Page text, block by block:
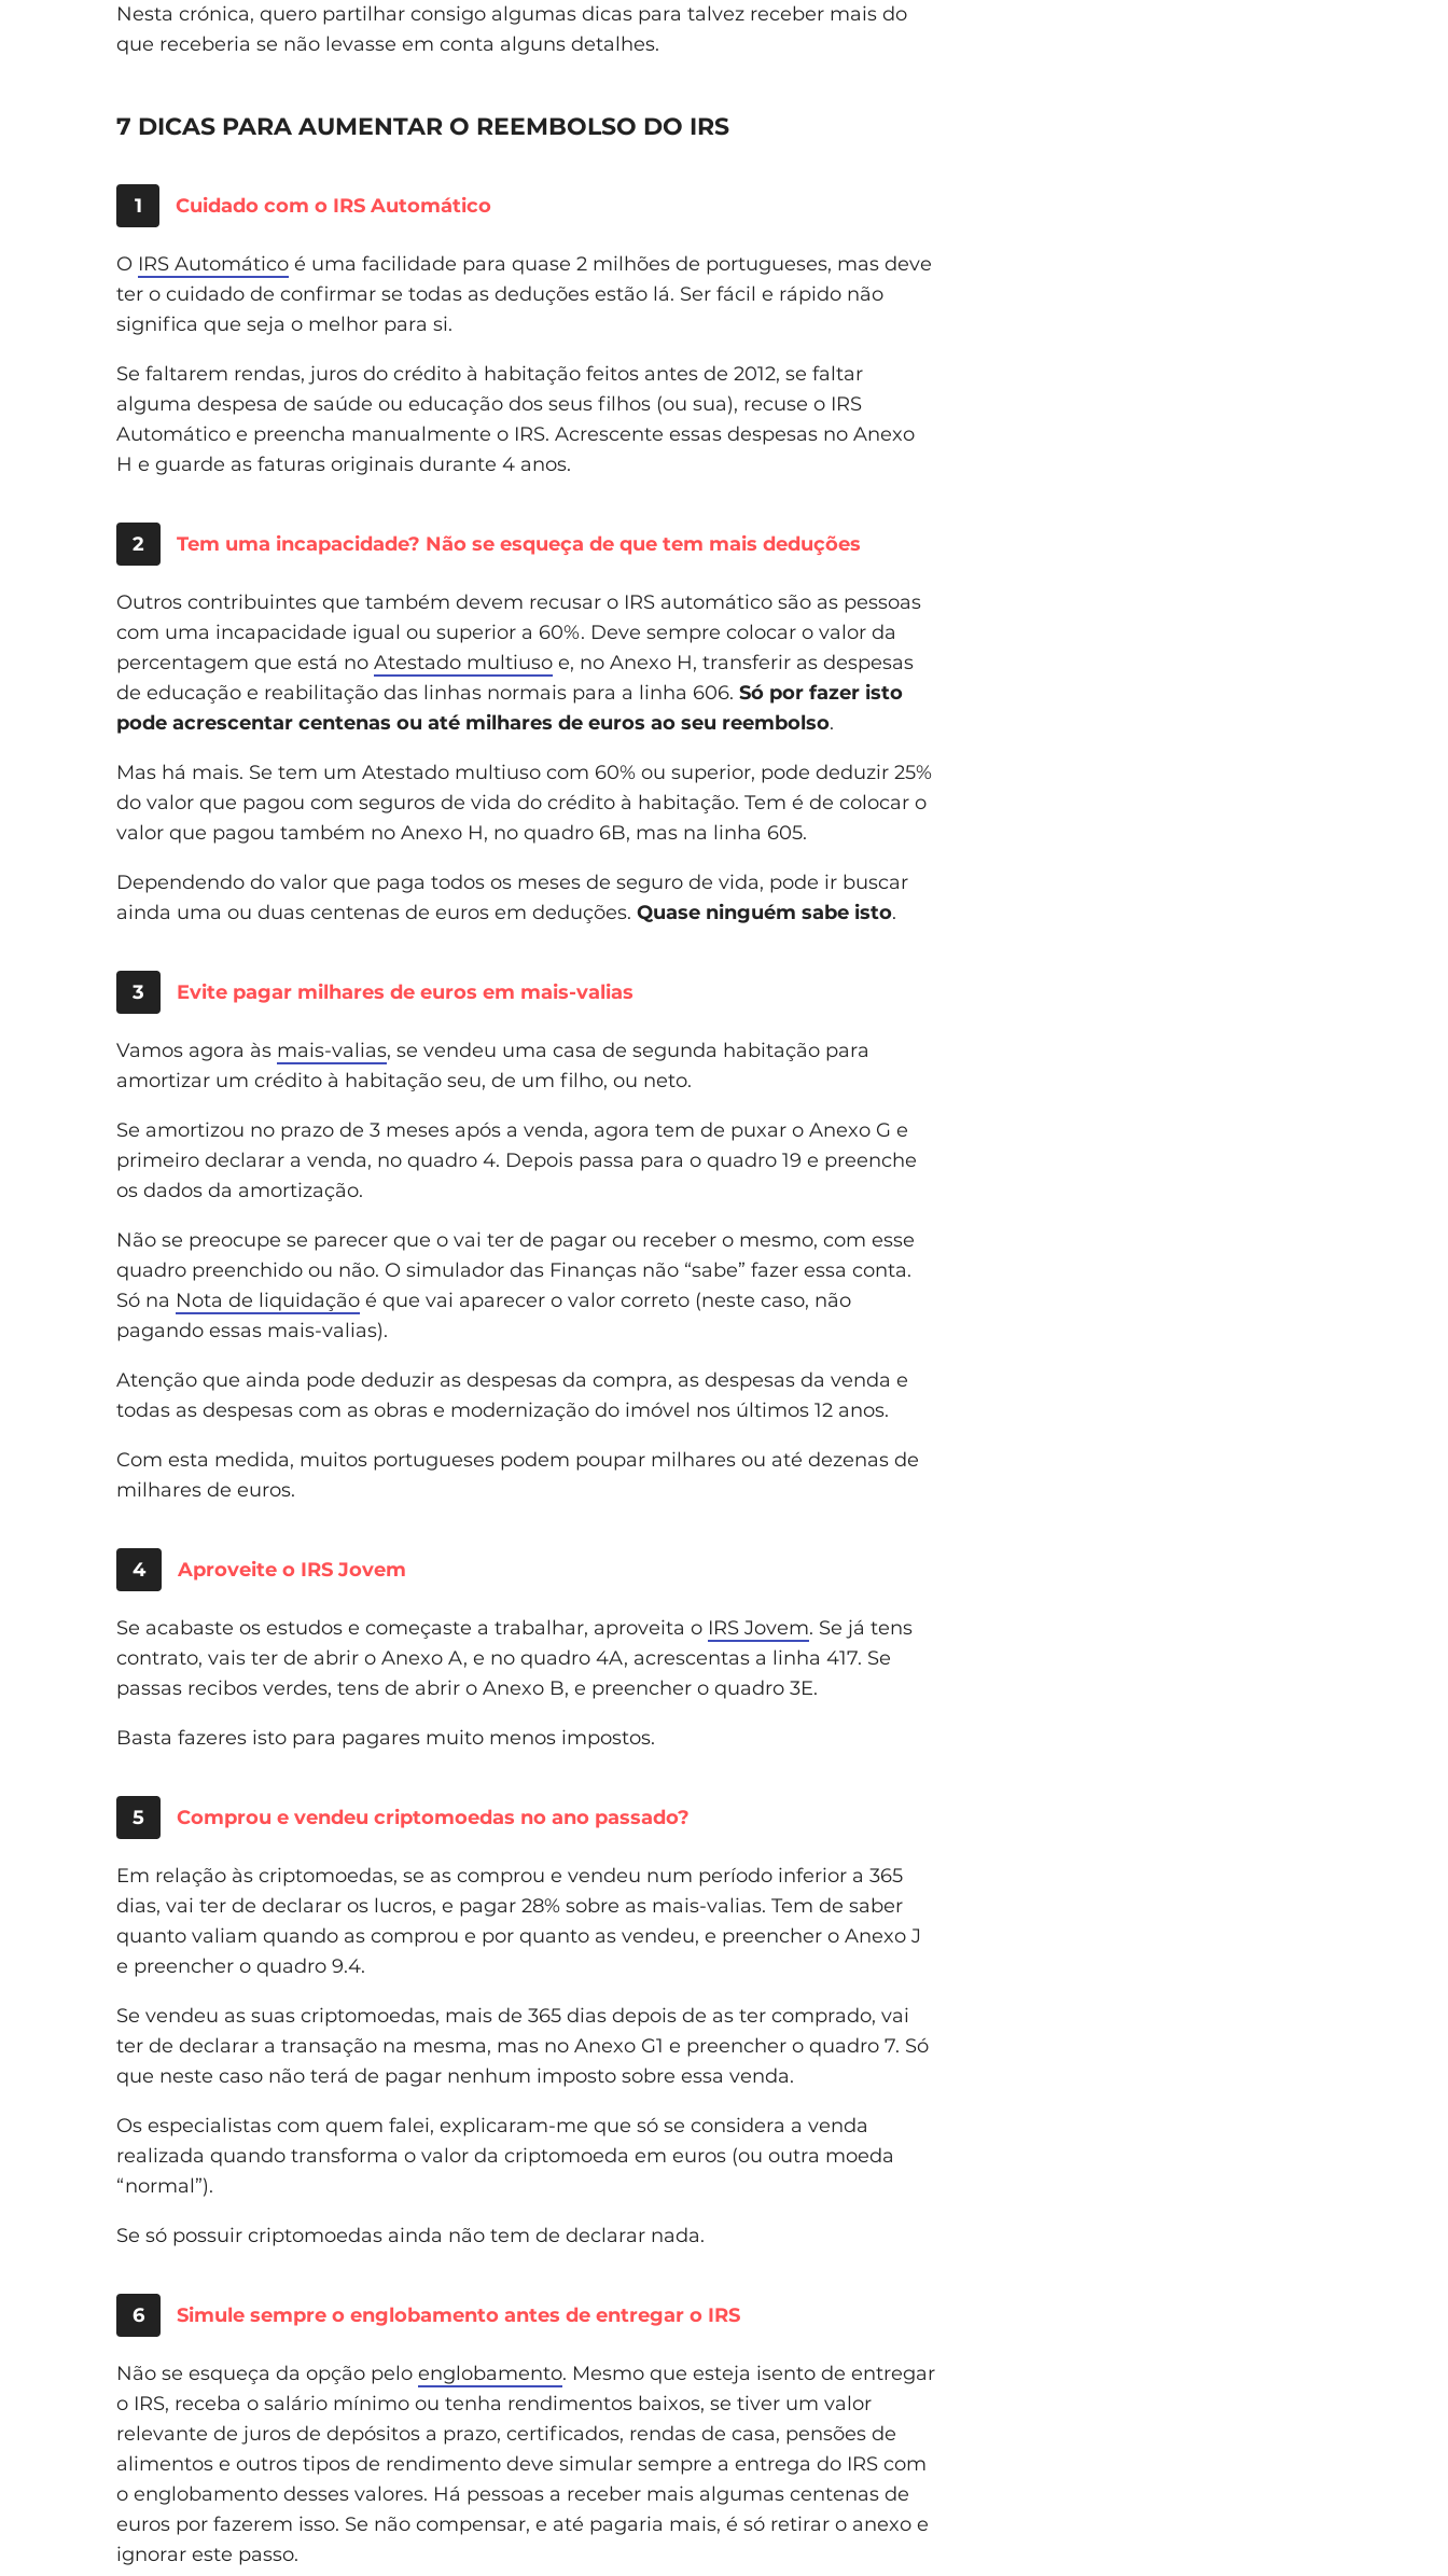
Nesta crónica, quero partilhar consigo algumas dicas para talvez receber mais do
que receberia se não levasse em conta alguns detalhes.
7 DICAS PARA AUMENTAR O REEMBOLSO DO IRS
1 Cuidado com o IRS Automático
O IRS Automático é uma facilidade para quase 2 milhões de portugueses, mas deve
ter o cuidado de confirmar se todas as deduções estão lá. Ser fácil e rápido não
significa que seja o melhor para si.
Se faltarem rendas, juros do crédito à habitação feitos antes de 2012, se faltar
alguma despesa de saúde ou educação dos seus filhos (ou sua), recuse o IRS
Automático e preencha manualmente o IRS. Acrescente essas despesas no Anexo
H e guarde as faturas originais durante 4 anos.
2 Tem uma incapacidade? Não se esqueça de que tem mais deduções
Outros contribuintes que também devem recusar o IRS automático são as pessoas
com uma incapacidade igual ou superior a 60%. Deve sempre colocar o valor da
percentagem que está no Atestado multiuso e, no Anexo H, transferir as despesas
de educação e reabilitação das linhas normais para a linha 606. Só por fazer isto
pode acrescentar centenas ou até milhares de euros ao seu reembolso.
Mas há mais. Se tem um Atestado multiuso com 60% ou superior, pode deduzir 25%
do valor que pagou com seguros de vida do crédito à habitação. Tem é de colocar o
valor que pagou também no Anexo H, no quadro 6B, mas na linha 605.
Dependendo do valor que paga todos os meses de seguro de vida, pode ir buscar
ainda uma ou duas centenas de euros em deduções. Quase ninguém sabe isto.
3 Evite pagar milhares de euros em mais-valias
Vamos agora às mais-valias, se vendeu uma casa de segunda habitação para
amortizar um crédito à habitação seu, de um filho, ou neto.
Se amortizou no prazo de 3 meses após a venda, agora tem de puxar o Anexo G e
primeiro declarar a venda, no quadro 4. Depois passa para o quadro 19 e preenche
os dados da amortização.
Não se preocupe se parecer que o vai ter de pagar ou receber o mesmo, com esse
quadro preenchido ou não. O simulador das Finanças não “sabe” fazer essa conta.
Só na Nota de liquidação é que vai aparecer o valor correto (neste caso, não
pagando essas mais-valias).
Atenção que ainda pode deduzir as despesas da compra, as despesas da venda e
todas as despesas com as obras e modernização do imóvel nos últimos 12 anos.
Com esta medida, muitos portugueses podem poupar milhares ou até dezenas de
milhares de euros.
4 Aproveite o IRS Jovem
Se acabaste os estudos e começaste a trabalhar, aproveita o IRS Jovem. Se já tens
contrato, vais ter de abrir o Anexo A, e no quadro 4A, acrescentas a linha 417. Se
passas recibos verdes, tens de abrir o Anexo B, e preencher o quadro 3E.
Basta fazeres isto para pagares muito menos impostos.
5 Comprou e vendeu criptomoedas no ano passado?
Em relação às criptomoedas, se as comprou e vendeu num período inferior a 365
dias, vai ter de declarar os lucros, e pagar 28% sobre as mais-valias. Tem de saber
quanto valiam quando as comprou e por quanto as vendeu, e preencher o Anexo J
e preencher o quadro 9.4.
Se vendeu as suas criptomoedas, mais de 365 dias depois de as ter comprado, vai
ter de declarar a transação na mesma, mas no Anexo G1 e preencher o quadro 7. Só
que neste caso não terá de pagar nenhum imposto sobre essa venda.
Os especialistas com quem falei, explicaram-me que só se considera a venda
realizada quando transforma o valor da criptomoeda em euros (ou outra moeda
“normal”).
Se só possuir criptomoedas ainda não tem de declarar nada.
6 Simule sempre o englobamento antes de entregar o IRS
Não se esqueça da opção pelo englobamento. Mesmo que esteja isento de entregar
o IRS, receba o salário mínimo ou tenha rendimentos baixos, se tiver um valor
relevante de juros de depósitos a prazo, certificados, rendas de casa, pensões de
alimentos e outros tipos de rendimento deve simular sempre a entrega do IRS com
o englobamento desses valores. Há pessoas a receber mais algumas centenas de
euros por fazerem isso. Se não compensar, e até pagaria mais, é só retirar o anexo e
ignorar este passo.